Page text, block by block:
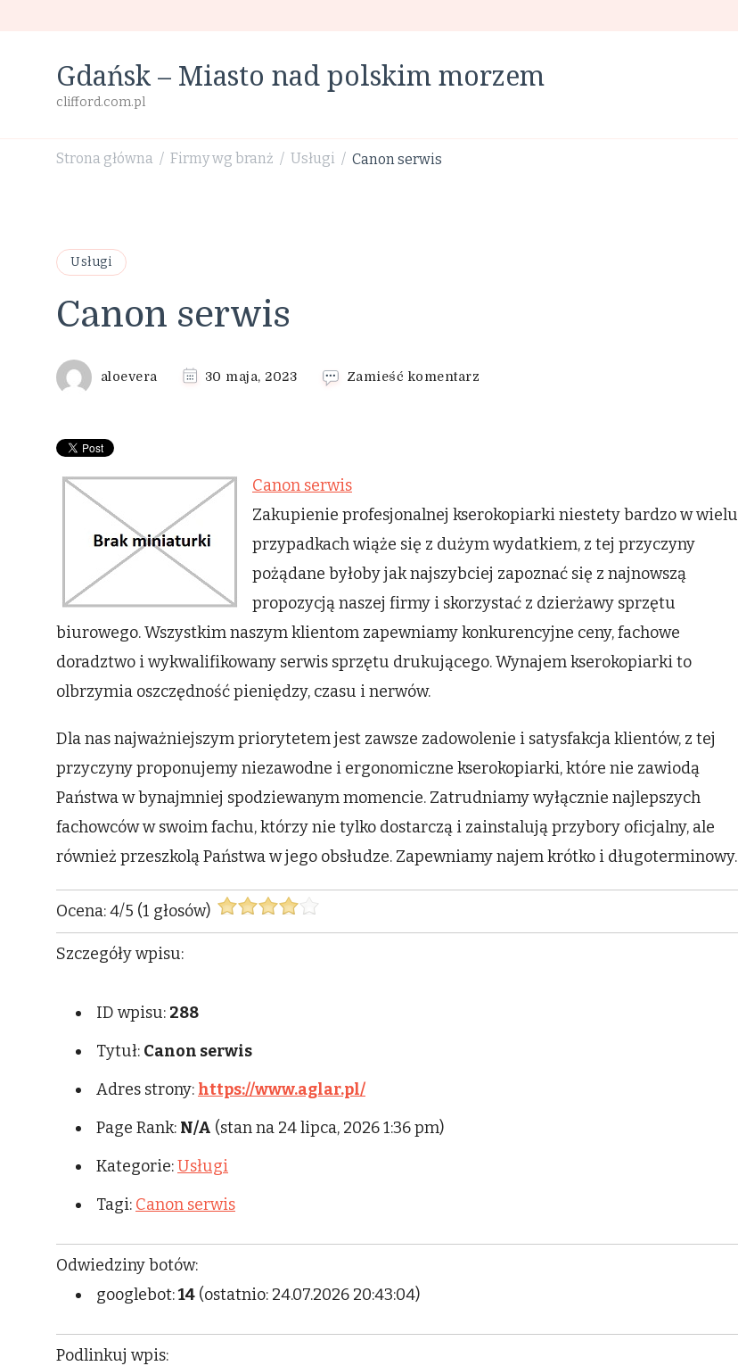
Gdańsk – Miasto nad polskim morzem
clifford.com.pl
Strona główna / Firmy wg branż / Usługi / Canon serwis
Usługi
Canon serwis
aloevera 30 maja, 2023 Zamieść komentarz
Canon serwis
Zakupienie profesjonalnej kserokopiarki niestety bardzo w wielu
przypadkach wiąże się z dużym wydatkiem, z tej przyczyny
pożądane byłoby jak najszybciej zapoznać się z najnowszą
propozycją naszej firmy i skorzystać z dzierżawy sprzętu
biurowego. Wszystkim naszym klientom zapewniamy konkurencyjne ceny, fachowe
doradztwo i wykwalifikowany serwis sprzętu drukującego. Wynajem kserokopiarki to
olbrzymia oszczędność pieniędzy, czasu i nerwów.
Dla nas najważniejszym priorytetem jest zawsze zadowolenie i satysfakcja klientów, z tej
przyczyny proponujemy niezawodne i ergonomiczne kserokopiarki, które nie zawiodą
Państwa w bynajmniej spodziewanym momencie. Zatrudniamy wyłącznie najlepszych
fachowców w swoim fachu, którzy nie tylko dostarczą i zainstalują przybory oficjalny, ale
również przeszkolą Państwa w jego obsłudze. Zapewniamy najem krótko i długoterminowy.
Ocena:4/5 (1 głosów)
Szczegóły wpisu:
ID wpisu: 288
Tytuł: Canon serwis
Adres strony: https://www.aglar.pl/
Page Rank: N/A (stan na 24 lipca, 2026 1:36 pm)
Kategorie:Usługi
Tagi: Canon serwis
Odwiedziny botów:
googlebot:14 (ostatnio: 24.07.2026 20:43:04)
Podlinkuj wpis: